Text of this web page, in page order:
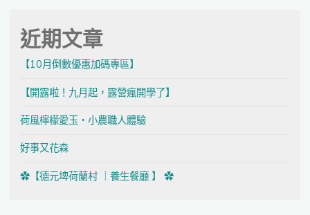
近期文章
【10月倒數優惠加碼專區】
【開露啦！九月起，露營瘋開學了】
荷風檸檬愛玉・小農職人體驗
好事又花森
✿【德元埤荷蘭村 ｜養生餐廳 】 ✿